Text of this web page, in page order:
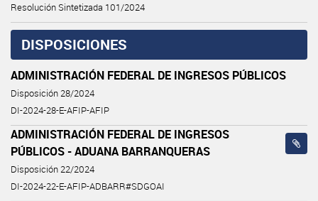
Resolución Sintetizada 101/2024
DISPOSICIONES
ADMINISTRACIÓN FEDERAL DE INGRESOS PÚBLICOS
Disposición 28/2024
DI-2024-28-E-AFIP-AFIP
ADMINISTRACIÓN FEDERAL DE INGRESOS
PÚBLICOS - ADUANA BARRANQUERAS
Disposición 22/2024
DI-2024-22-E-AFIP-ADBARR#SDGOAI